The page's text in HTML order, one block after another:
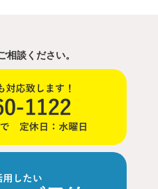
相談ください。